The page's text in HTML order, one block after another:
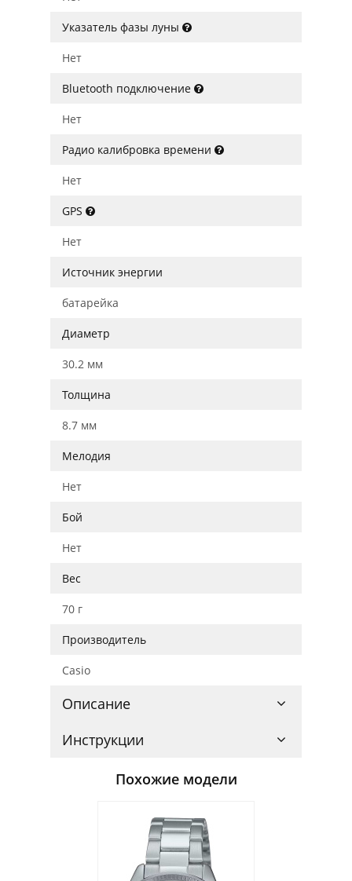
Указатель фазы луны
Нет
Bluetooth подключение
Нет
Радио калибровка времени
Нет
GPS
Нет
Источник энергии
батарейка
Диаметр
30.2 мм
Толщина
8.7 мм
Мелодия
Нет
Бой
Нет
Вес
70 г
Производитель
Casio
Описание
Инструкции
Похожие модели